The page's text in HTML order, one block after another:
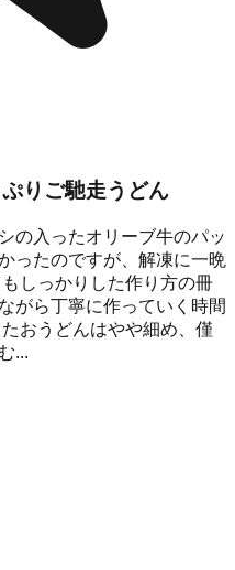
りご馳走うどん
の入ったオリーブ牛のパッ
ったのですが、解凍に一晩
しっかりした作り方の冊
がら丁寧に作っていく時間
おうどんはやや細め、僅
...